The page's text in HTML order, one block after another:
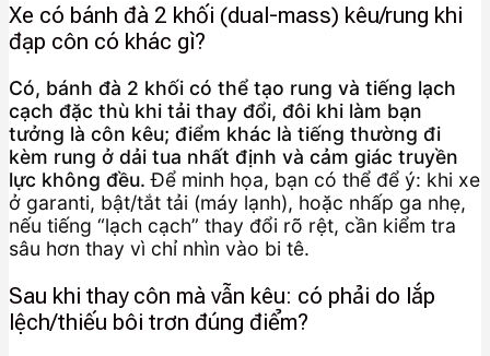
Xe có bánh đà 2 khối (dual-mass) kêu/rung khi
đạp côn có khác gì?
Có, bánh đà 2 khối có thể tạo rung và tiếng lạch
cạch đặc thù khi tải thay đổi, đôi khi làm bạn
tưởng là côn kêu; điểm khác là tiếng thường đi
kèm rung ở dải tua nhất định và cảm giác truyền
lực không đều. Để minh họa, bạn có thể để ý: khi xe
ở garanti, bật/tắt tải (máy lạnh), hoặc nhấp ga nhẹ,
nếu tiếng “lạch cạch” thay đổi rõ rệt, cần kiểm tra
sâu hơn thay vì chỉ nhìn vào bi tê.
Sau khi thay côn mà vẫn kêu: có phải do lắp
lệch/thiếu bôi trơn đúng điểm?